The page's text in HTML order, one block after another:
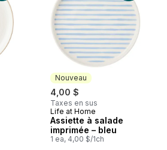
Nouveau
4,00 $
Taxes en sus
Nouveau
Life at Home
Assiette à salade
imprimée – bleu
1 ea, 4,00 $/1ch